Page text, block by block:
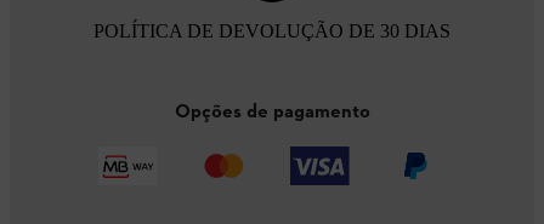
POLÍTICA DE DEVOLUÇÃO DE 30 DIAS
Opções de pagamento